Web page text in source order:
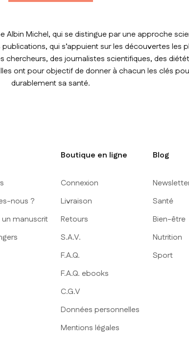
Albin Michel, qui se distingue par une approche
qui s’appuient sur les découvertes les
chercheurs, des journalistes scientifiques, des
ont pour objectif de donner à chacun les clés
durablement sa santé.
nous ?
manuscrit
Boutique en ligne
Connexion
Livraison
Retours
S.A.V.
F.A.Q.
F.A.Q. ebooks
C.G.V
Données personnelles
Mentions légales
Blog
Santé
Bien-être
Nutrition
Sport